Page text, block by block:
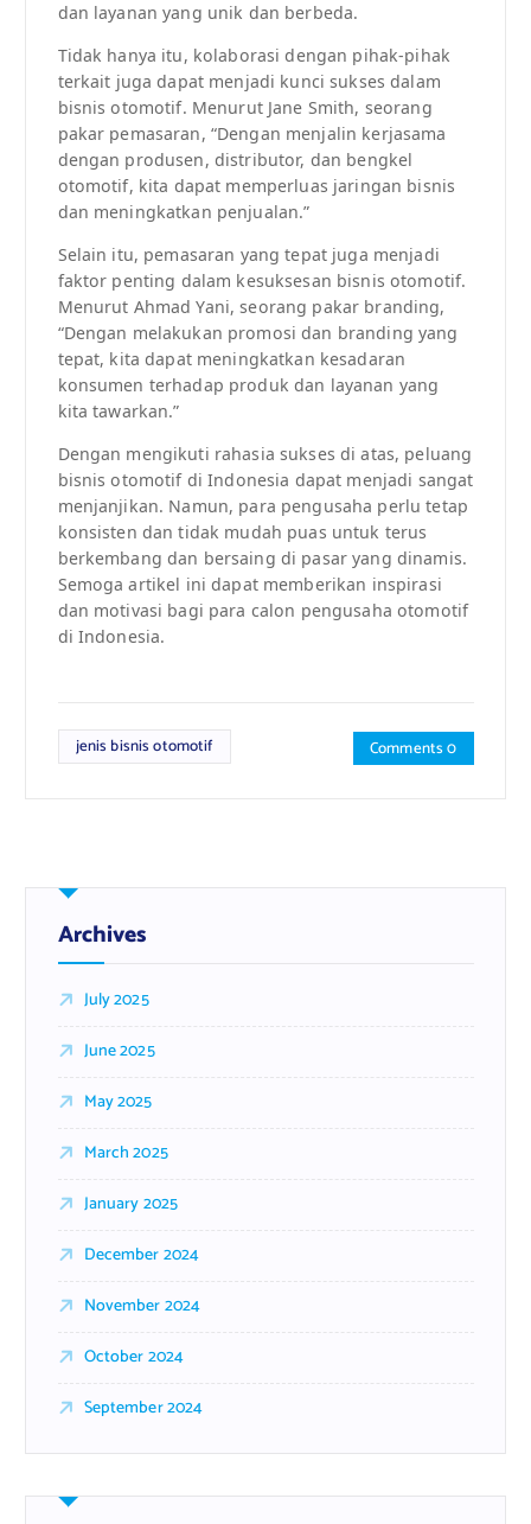
dan layanan yang unik dan berbeda.
Tidak hanya itu, kolaborasi dengan pihak-pihak
terkait juga dapat menjadi kunci sukses dalam
bisnis otomotif. Menurut Jane Smith, seorang
pakar pemasaran, “Dengan menjalin kerjasama
dengan produsen, distributor, dan bengkel
otomotif, kita dapat memperluas jaringan bisnis
dan meningkatkan penjualan.”
Selain itu, pemasaran yang tepat juga menjadi
faktor penting dalam kesuksesan bisnis otomotif.
Menurut Ahmad Yani, seorang pakar branding,
“Dengan melakukan promosi dan branding yang
tepat, kita dapat meningkatkan kesadaran
konsumen terhadap produk dan layanan yang
kita tawarkan.”
Dengan mengikuti rahasia sukses di atas, peluang
bisnis otomotif di Indonesia dapat menjadi sangat
menjanjikan. Namun, para pengusaha perlu tetap
konsisten dan tidak mudah puas untuk terus
berkembang dan bersaing di pasar yang dinamis.
Semoga artikel ini dapat memberikan inspirasi
dan motivasi bagi para calon pengusaha otomotif
di Indonesia.
jenis bisnis otomotif Comments 0
Archives
July 2025
June 2025
May 2025
March 2025
January 2025
December 2024
November 2024
October 2024
September 2024